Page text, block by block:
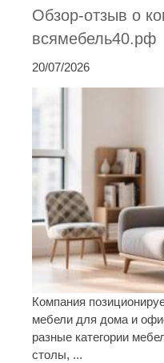
Обзор-отзыв о
всямебель40.рф
20/07/2026
Компания
мебели для дома и
разные категории
столы, ...